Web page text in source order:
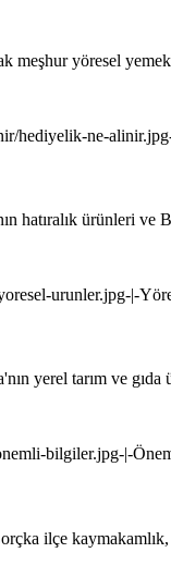
meşhur yöresel
hediyelik-ne-
hatıralık ürünleri ve
urunler.jpg-|-
yerel tarım ve gıda
bilgiler.jpg-|-
ilçe